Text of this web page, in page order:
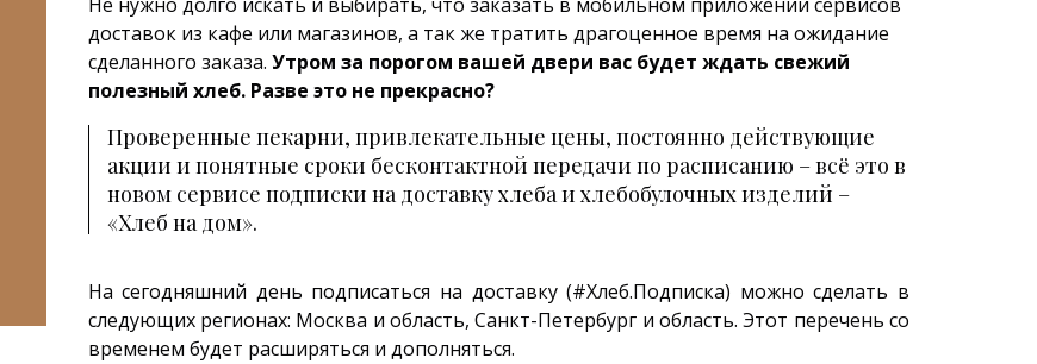
доставок из кафе или магазинов, а так же тратить драгоценное время на ожидание
сделанного заказа. Утром за порогом вашей двери вас будет ждать свежий
полезный хлеб. Разве это не прекрасно?
Проверенные пекарни, привлекательные цены, постоянно действующие
акции и понятные сроки бесконтактной передачи по расписанию – всё это в
новом сервисе подписки на доставку хлеба и хлебобулочных изделий –
«Хлеб на дом».
На сегодняшний день подписаться на доставку (#Хлеб.Подписка) можно сделать в
следующих регионах: Москва и область, Санкт-Петербург и область. Этот перечень со
временем будет расширяться и дополняться.